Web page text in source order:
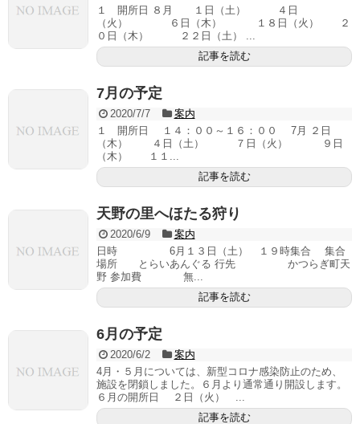
１ 開所日 ８月 １日（土） ４日
（火） ６日（木） １８日（火） ２
０日（木） ２２日（土） ...
記事を読む
7月の予定
2020/7/7
案内
１ 開所日 １４：００～１６：００ 7月 ２日
（木） ４日（土） ７日（火） ９日
（木） １１...
記事を読む
天野の里へほたる狩り
2020/6/9
案内
日時 6月１３日（土） １９時集合 集合
場所 とらいあんぐる 行先 かつらぎ町天
野 参加費 無...
記事を読む
6月の予定
2020/6/2
案内
4月・５月については、新型コロナ感染防止のため、
施設を閉鎖しました。６月より通常通り開設します。
６月の開所日 ２日（火） ...
記事を読む